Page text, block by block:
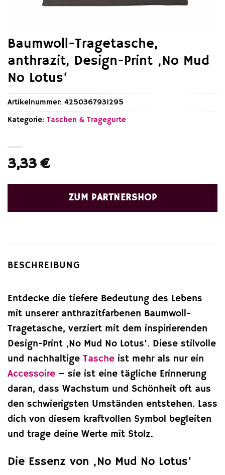
Baumwoll-Tragetasche,
anthrazit, Design-Print ‚No Mud
No Lotus‘
3,33€
ZUM PARTNERSHOP
Artikelnummer: 4250367931295
Kategorie: Taschen & Tragegurte
BESCHREIBUNG
Entdecke die tiefere Bedeutung des Lebens
mit unserer anthrazitfarbenen Baumwoll-
Tragetasche, verziert mit dem inspirierenden
Design-Print ‚No Mud No Lotus‘. Diese stilvolle
und nachhaltige Tasche ist mehr als nur ein
Accessoire – sie ist eine tägliche Erinnerung
daran, dass Wachstum und Schönheit oft aus
den schwierigsten Umständen entstehen. Lass
dich von diesem kraftvollen Symbol begleiten
und trage deine Werte mit Stolz.
Die Essenz von ‚No Mud No Lotus‘